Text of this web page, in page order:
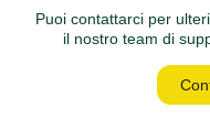
Puoi contattarci per
il nostro team di